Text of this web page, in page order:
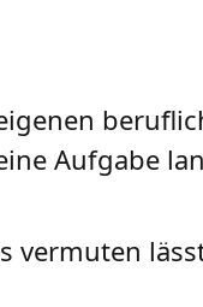
Aufgabe
vermuten